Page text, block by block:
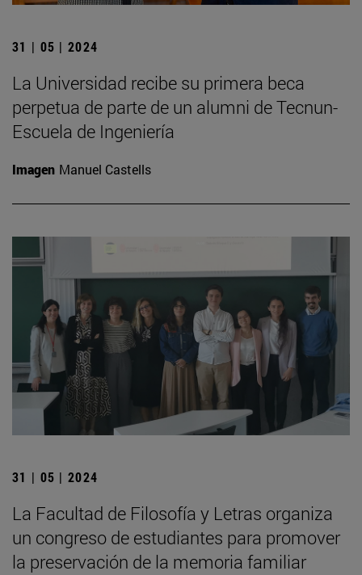
31 | 05 | 2024
La Universidad recibe su primera beca
perpetua de parte de un alumni de Tecnun-
Escuela de Ingeniería
Imagen Manuel Castells
31 | 05 | 2024
La Facultad de Filosofía y Letras organiza
un congreso de estudiantes para promover
la preservación de la memoria familiar